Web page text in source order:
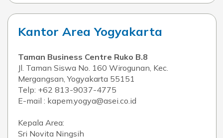
Kantor Area Yogyakarta
Taman Business Centre Ruko B.8
Jl. Taman Siswa No. 160 Wirogunan, Kec.
Mergangsan, Yogyakarta 55151
Telp: +62 813-9037-4775
E-mail : kapem.yogya@asei.co.id
Kepala Area:
Sri Novita Ningsih